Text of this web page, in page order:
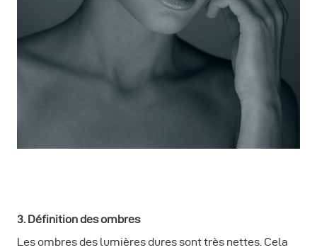
3. Définition des ombres
Les ombres des lumières dures sont très nettes. Cela